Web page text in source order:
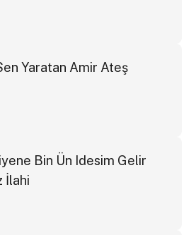
Yaratan Amir Ateş
Bin Ün Idesim Gelir
İlahi